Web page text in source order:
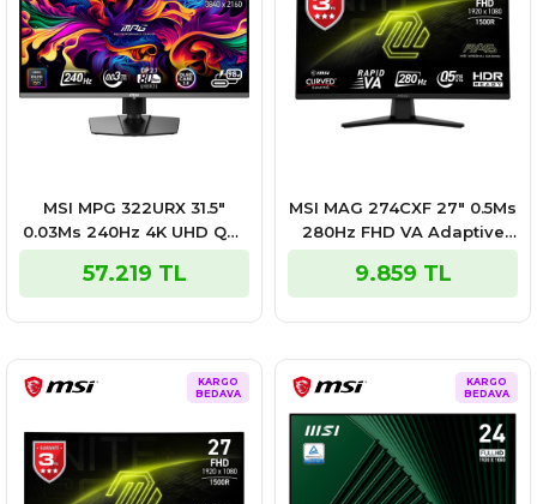
MSI MPG 322URX 31.5″
0.03Ms 240Hz 4K UHD QD-
OLED Adaptive Sync Siyah
Gaming Monitör
57.219 TL
MSI MAG 274CXF 27″ 0.5Ms
280Hz FHD VA Adaptive
Sync Siyah Gaming
Monitör
9.859 TL
KARGO
BEDAVA
KARGO
BEDAVA